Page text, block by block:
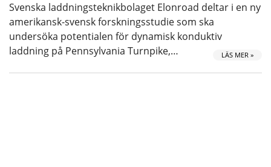
Svenska laddningsteknikbolaget Elonroad deltar i en ny
amerikansk-svensk forskningsstudie som ska
undersöka potentialen för dynamisk konduktiv
laddning på Pennsylvania Turnpike,…
LÄS MER »